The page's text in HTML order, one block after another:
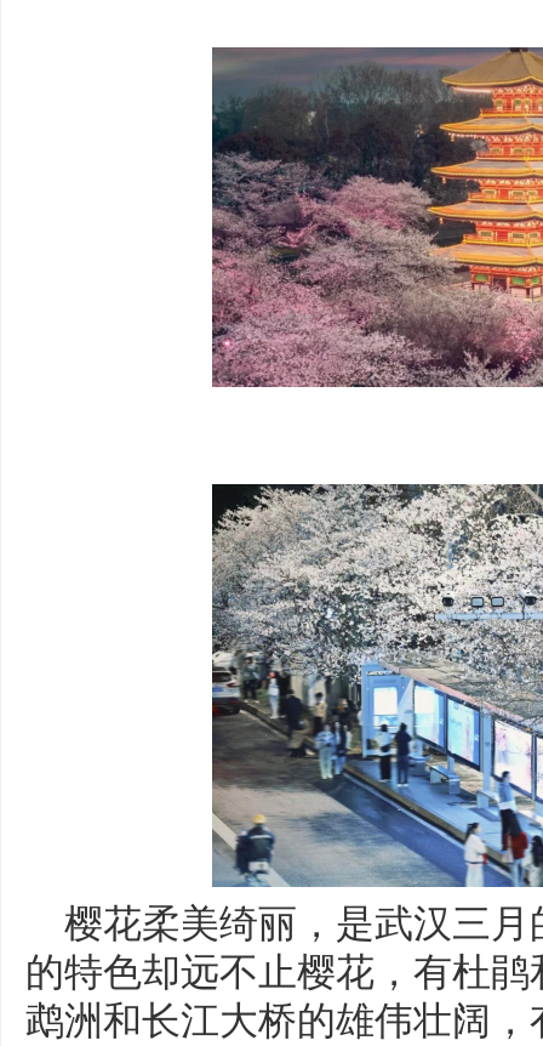
樱花柔美绮丽，是武汉三
的特色却远不止樱花，有杜
鹉洲和长江大桥的雄伟壮阔